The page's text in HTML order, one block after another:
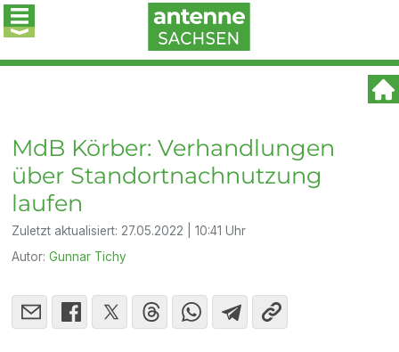
MdB Körber: Verhandlungen
über Standortnachnutzung
laufen
Zuletzt aktualisiert: 27.05.2022 | 10:41 Uhr
Autor:Gunnar Tichy